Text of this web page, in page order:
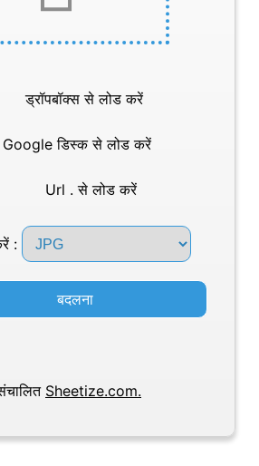
ड्रॉपबॉक्स से लोड करें
Google डिस्क से लोड करें
Url . से लोड करें
:
बदलना
संचालित Sheetize.com.